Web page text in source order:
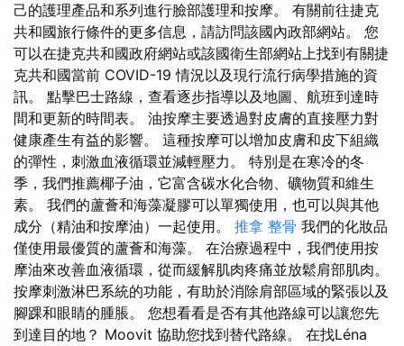
己的護理產品和系列進行臉部護理和按摩。 有關前往捷克
共和國旅行條件的更多信息，請訪問該國內政部網站。 您
可以在捷克共和國政府網站或該國衛生部網站上找到有關捷
克共和國當前 COVID-19 情況以及現行流行病學措施的資
訊。 點擊巴士路線，查看逐步指導以及地圖、航班到達時
間和更新的時間表。 油按摩主要透過對皮膚的直接壓力對
健康產生有益的影響。 這種按摩可以增加皮膚和皮下組織
的彈性，刺激血液循環並減輕壓力。 特別是在寒冷的冬
季，我們推薦椰子油，它富含碳水化合物、礦物質和維生
素。 我們的蘆薈和海藻凝膠可以單獨使用，也可以與其他
成分（精油和按摩油）一起使用。 推拿 整骨 我們的化妝品
僅使用最優質的蘆薈和海藻。 在治療過程中，我們使用按
摩油來改善血液循環，從而緩解肌肉疼痛並放鬆肩部肌肉。
按摩刺激淋巴系統的功能，有助於消除肩部區域的緊張以及
腳踝和眼睛的腫脹。 您想看看是否有其他路線可以讓您先
到達目的地？ Moovit 協助您找到替代路線。 在找Léna